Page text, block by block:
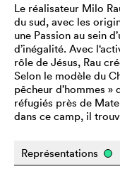
Le réalisateur Milo
du sud, avec les
une Passion au sein
d’inégalité. Avec
rôle de Jésus, Rau
Selon le modèle du
pêcheur d’hommes
réfugiés près de
dans ce camp, il
Représentations